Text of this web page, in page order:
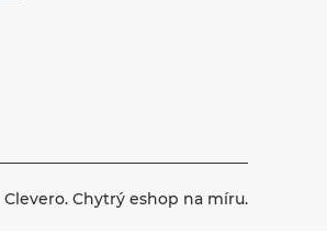
Clevero. Chytrý eshop na míru.